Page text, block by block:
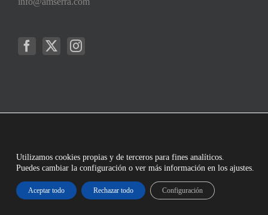
Utilizamos cookies propias y de terceros para fines analíticos.
Puedes cambiar la configuración o ver más información en los ajustes.
Aceptar todo Rechazar todo Configuración